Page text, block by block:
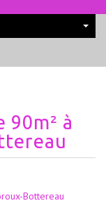
90m² à
Bottereau